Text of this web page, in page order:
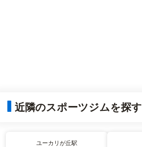
近隣のスポーツジムを探す
ユーカリが丘駅